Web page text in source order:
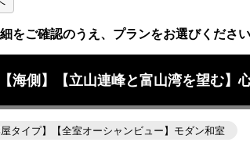
をご確認のうえ、プランをお選びください
【海側】【立山連峰と富山湾を望む】
屋タイプ】【全室オーシャンビュー】モダン和室